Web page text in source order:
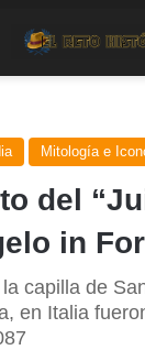
Mitología e
del
in
capilla de
en Italia